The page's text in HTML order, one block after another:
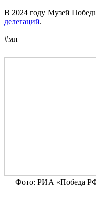
В 2024 году Музей
делегаций.
#мп
Фото: РИА «Победа